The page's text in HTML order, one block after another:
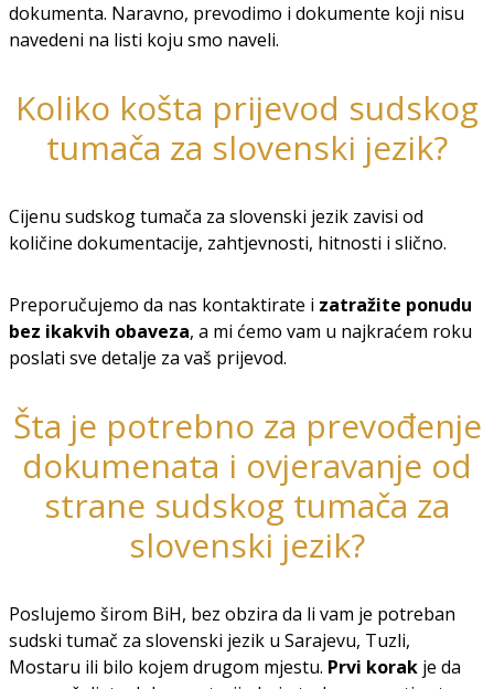
dokumenta. Naravno, prevodimo i dokumente koji nisu
navedeni na listi koju smo naveli.
Koliko košta prijevod sudskog
tumača za slovenski jezik?
Cijenu sudskog tumača za slovenski jezik zavisi od
količine dokumentacije, zahtjevnosti, hitnosti i slično.
Preporučujemo da nas kontaktirate i zatražite ponudu
bez ikakvih obaveza, a mi ćemo vam u najkraćem roku
poslati sve detalje za vaš prijevod.
Šta je potrebno za prevođenje
dokumenata i ovjeravanje od
strane sudskog tumača za
slovenski jezik?
Poslujemo širom BiH, bez obzira da li vam je potreban
sudski tumač za slovenski jezik u Sarajevu, Tuzli,
Mostaru ili bilo kojem drugom mjestu. Prvi korak je da